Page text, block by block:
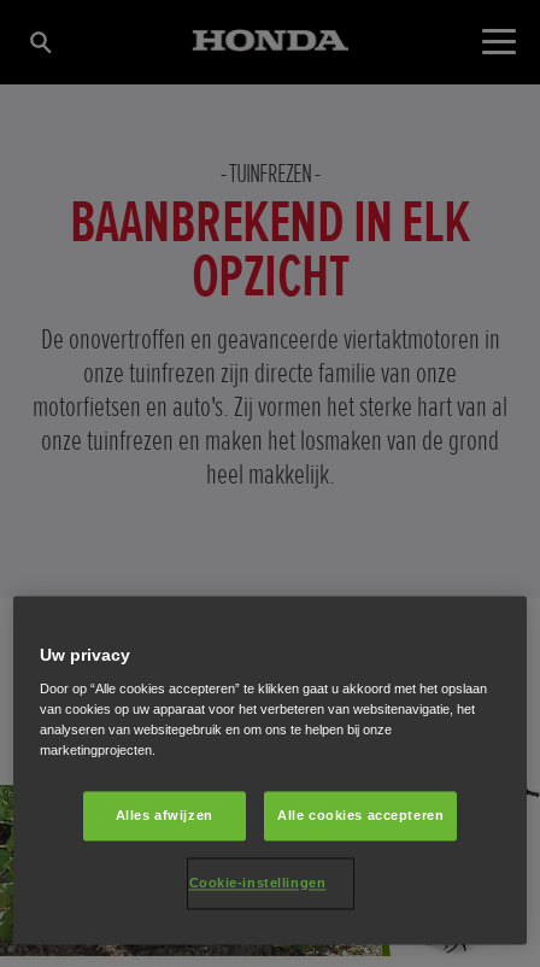
TUINFREZEN
BAANBREKEND IN ELK
OPZICHT
De onovertroffen en geavanceerde viertaktmotoren in
onze tuinfrezen zijn directe familie van onze
motorfietsen en auto's. Zij vormen het sterke hart van al
onze tuinfrezen en maken het losmaken van de grond
heel makkelijk.
Micro
Uw privacy
Door op “Alle cookies accepteren” te klikken gaat u akkoord met het opslaan
van cookies op uw apparaat voor het verbeteren van websitenavigatie, het
analyseren van websitegebruik en om ons te helpen bij onze
marketingprojecten.
Alles afwijzen Alle cookies accepteren
Cookie-instellingen